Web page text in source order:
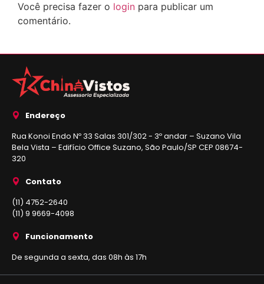
Você precisa fazer o login para publicar um
comentário.
Endereço
Rua Konoi Endo Nº 33 Salas 301/302 - 3º andar – Suzano Vila
Bela Vista – Edifício Office Suzano, São Paulo/SP CEP 08674-
320
Contato
(11) 4752-2640
(11) 9 9669-4098
Funcionamento
De segunda a sexta, das 08h às 17h